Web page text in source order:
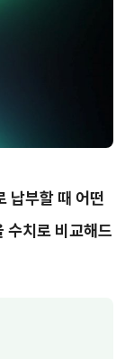
납부할 때 어떤
수치로 비교해드